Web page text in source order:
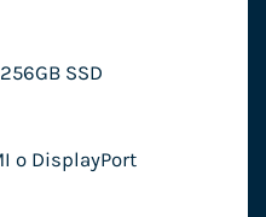
256GB SSD
o DisplayPort